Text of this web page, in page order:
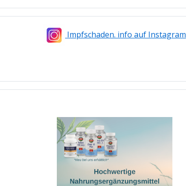
Impfschaden. info auf Instagram